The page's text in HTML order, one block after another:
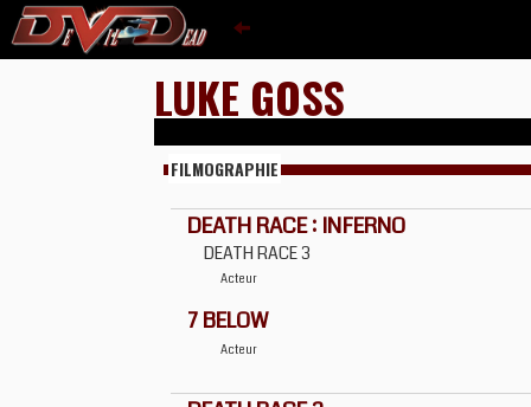
LUKE GOSS
FILMOGRAPHIE
DEATH RACE : INFERNO
DEATH RACE 3
Acteur
7 BELOW
Acteur